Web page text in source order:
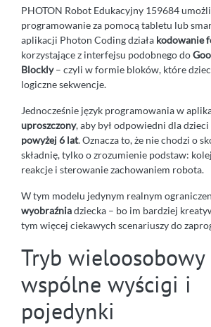
PHOTON Robot Edukacyjny 159684
programowanie za pomocą tabletu lub
aplikacji Photon Coding działa kodowanie
korzystające z interfejsu podobnego do
Blockly– czyli w formie bloków, które
logiczne sekwencje.
Jednocześnie język programowania w
uproszczony, aby był odpowiedni dla
powyżej 6 lat. Oznacza to, że nie chodzi o
składnię, tylko o zrozumienie podstaw:
reakcje i sterowanie zachowaniem robota.
W tym modelu jedynym realnym
wyobraźniadziecka – bo im bardziej
tym więcej ciekawych scenariuszy do
Tryb wieloosobowy
wspólne wyścigi i
pojedynki